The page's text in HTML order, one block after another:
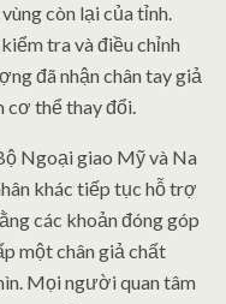
còn lại của tỉnh.
tra và điều chỉnh
đã nhận chân tay giả
cơ thể thay đổi.
Ngoại giao Mỹ và Na
khác tiếp tục hỗ trợ
các khoản đóng góp
một chân giả chất
Mọi người quan tâm